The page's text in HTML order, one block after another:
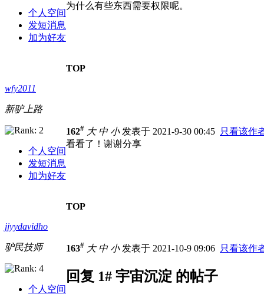
个人空间
发短消息
加为好友
为什么有些东西需要权限呢。
TOP
wfy2011
新驴上路
个人空间
发短消息
加为好友
162# 大 中 小发表于 2021-9-30 00:45 只看该作
看看了！谢谢分享
TOP
jjyydavidho
驴民技师
个人空间
163# 大 中 小发表于 2021-10-9 09:06 只看该作
回复 1# 宇宙沉淀 的帖子